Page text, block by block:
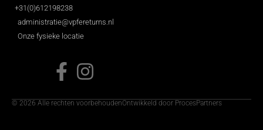
+31(0)612198238
administratie@vpfereturns.nl
Onze fysieke locatie
© 2026 Alle rechten voorbehoudenOntwikkeld door ProcesPartners